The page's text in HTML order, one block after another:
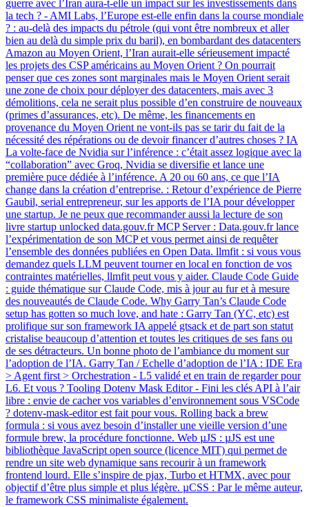
guerre avec l’Iran aura-t-elle un impact sur les investissements dans
la tech ? - AMI Labs, l’Europe est-elle enfin dans la course mondiale
? : au-delà des impacts du pétrole (qui vont être nombreux et aller
bien au delà du simple prix du baril), en bombardant des datacenters
Amazon au Moyen Orient, l’Iran aurait-elle sérieusement impacté
les projets des CSP américains au Moyen Orient ? On pourrait
penser que ces zones sont marginales mais le Moyen Orient serait
une zone de choix pour déployer des datacenters, mais avec 3
démolitions, cela ne serait plus possible d’en construire de nouveaux
(primes d’assurances, etc). De même, les financements en
provenance du Moyen Orient ne vont-ils pas se tarir du fait de la
nécessité des répérations ou de devoir financer d’autres choses ? IA
La volte-face de Nvidia sur l’inférence : c’était assez logique avec la
“collaboration” avec Groq, Nvidia se diversifie et lance une
première puce dédiée à l’inférence. A 20 ou 60 ans, ce que l’IA
change dans la création d’entreprise. : Retour d’expérience de Pierre
Gaubil, serial entrepreneur, sur les apports de l’IA pour développer
une startup. Je ne peux que recommander aussi la lecture de son
livre startup unlocked data.gouv.fr MCP Server : Data.gouv.fr lance
l’expérimentation de son MCP et vous permet ainsi de requêter
l’ensemble des données publiées en Open Data. llmfit : si vous vous
demandez quels LLM peuvent tourner en local en fonction de vos
contraintes matérielles, llmfit peut vous y aider. Claude Code Guide
: guide thématique sur Claude Code, mis à jour au fur et à mesure
des nouveautés de Claude Code. Why Garry Tan’s Claude Code
setup has gotten so much love, and hate : Garry Tan (YC, etc) est
prolifique sur son framework IA appelé gtsack et de part son statut
cristalise beaucoup d’attention et toutes les critiques de ses fans ou
de ses détracteurs. Un bonne photo de l’ambiance du moment sur
l’adoption de l’IA. Garry Tan / Echelle d’adoption de l’IA : IDE Era
> Agent first > Orchestration - L5 validé et en train de regarder pour
L6. Et vous ? Tooling Dotenv Mask Editor - Fini les clés API à l’air
libre : envie de cacher vos variables d’environnement sous VSCode
? dotenv-mask-editor est fait pour vous. Rolling back a brew
formula : si vous avez besoin d’installer une vieille version d’une
formule brew, la procédure fonctionne. Web µJS : µJS est une
bibliothèque JavaScript open source (licence MIT) qui permet de
rendre un site web dynamique sans recourir à un framework
frontend lourd. Elle s’inspire de pjax, Turbo et HTMX, avec pour
objectif d’être plus simple et plus légère. µCSS : Par le même auteur,
le framework CSS minimaliste également.